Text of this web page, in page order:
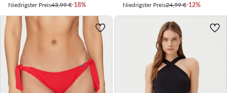
Niedrigster Preis43,99 €-18%
Niedrigster Preis24,99 €-12%